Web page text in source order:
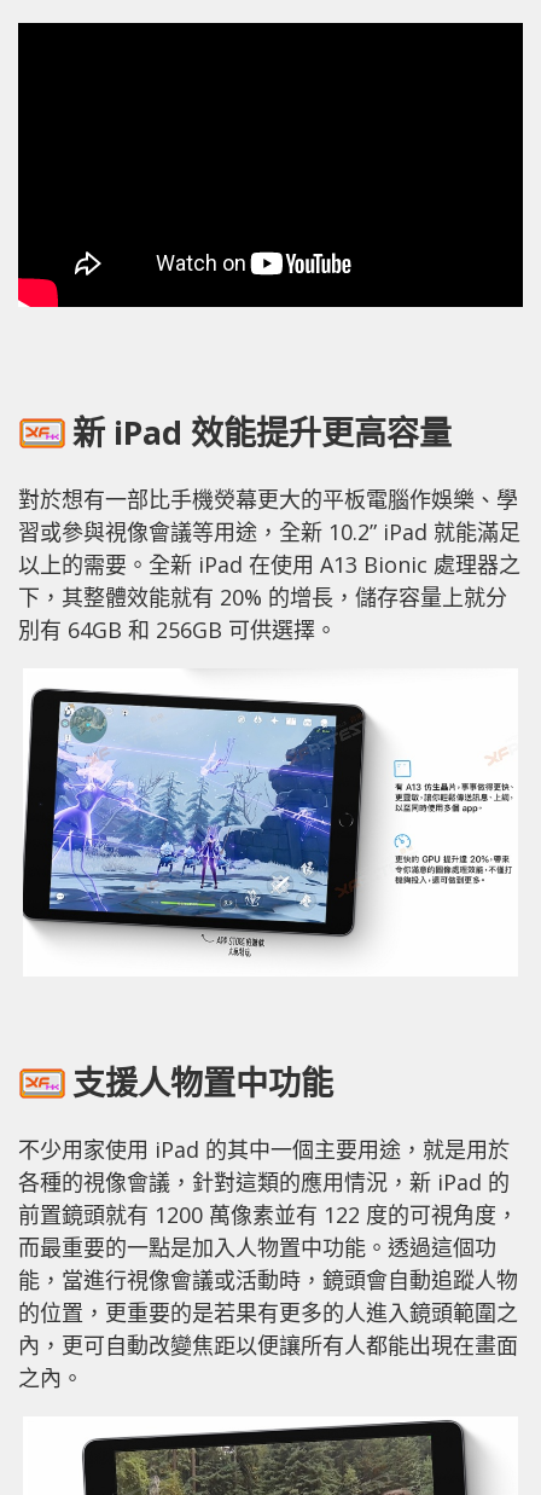
新 iPad 效能提升更高容量
對於想有一部比手機熒幕更大的平板電腦作娛樂、學
習或參與視像會議等用途，全新 10.2” iPad 就能滿足
以上的需要。全新 iPad 在使用 A13 Bionic 處理器之
下，其整體效能就有 20% 的增長，儲存容量上就分
別有 64GB 和 256GB 可供選擇。
支援人物置中功能
不少用家使用 iPad 的其中一個主要用途，就是用於
各種的視像會議，針對這類的應用情況，新 iPad 的
前置鏡頭就有 1200 萬像素並有 122 度的可視角度，
而最重要的一點是加入人物置中功能。透過這個功
能，當進行視像會議或活動時，鏡頭會自動追蹤人物
的位置，更重要的是若果有更多的人進入鏡頭範圍之
內，更可自動改變焦距以便讓所有人都能出現在畫面
之內。